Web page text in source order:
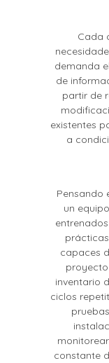
Cada
demanda
de
partir de
existentes
a
Pensando
un
capaces
inventario
ciclos
constante